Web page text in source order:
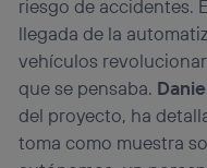
riesgo de accidentes.
llegada de la
vehículos
que se pensaba.
del proyecto, ha
toma como muestra